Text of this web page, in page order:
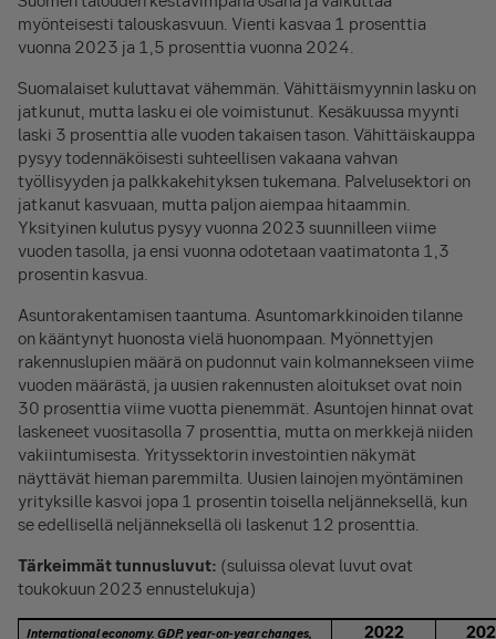
myönteisesti talouskasvuun. Vienti kasvaa 1 prosenttia
vuonna 2023 ja 1,5 prosenttia vuonna 2024.
Suomalaiset kuluttavat vähemmän. Vähittäismyynnin lasku on
jatkunut, mutta lasku ei ole voimistunut. Kesäkuussa myynti
laski 3 prosenttia alle vuoden takaisen tason. Vähittäiskauppa
pysyy todennäköisesti suhteellisen vakaana vahvan
työllisyyden ja palkkakehityksen tukemana. Palvelusektori on
jatkanut kasvuaan, mutta paljon aiempaa hitaammin.
Yksityinen kulutus pysyy vuonna 2023 suunnilleen viime
vuoden tasolla, ja ensi vuonna odotetaan vaatimatonta 1,3
prosentin kasvua.
Asuntorakentamisen taantuma. Asuntomarkkinoiden tilanne
on kääntynyt huonosta vielä huonompaan. Myönnettyjen
rakennuslupien määrä on pudonnut vain kolmannekseen viime
vuoden määrästä, ja uusien rakennusten aloitukset ovat noin
30 prosenttia viime vuotta pienemmät. Asuntojen hinnat ovat
laskeneet vuositasolla 7 prosenttia, mutta on merkkejä niiden
vakiintumisesta. Yrityssektorin investointien näkymät
näyttävät hieman paremmilta. Uusien lainojen myöntäminen
yrityksille kasvoi jopa 1 prosentin toisella neljänneksellä, kun
se edellisellä neljänneksellä oli laskenut 12 prosenttia.
Tärkeimmät tunnusluvut: (suluissa olevat luvut ovat
toukokuun 2023 ennustelukuja)
International economy. GDP, year-on-year changes,
2022